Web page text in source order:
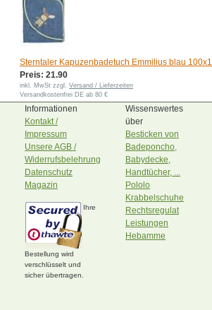
Sterntaler Kapuzenbadetuch Emmilius blau
Preis: 21.90
inkl. MwSt zzgl. Versand / Lieferzeiten
Versandkostenfrei DE ab 80 €
Informationen
Kontakt /
Impressum
Unsere AGB /
Widerrufsbelehrung
Datenschutz
Magazin
Ihre
Bestellung wird
verschlüsselt und
sicher übertragen.
Wissenswertes
über
Besticken von
Badeponcho,
Babydecke,
Handtücher, ...
Pololo
Krabbelschuhe
Rechtsregulat
Leistungen
Hebamme